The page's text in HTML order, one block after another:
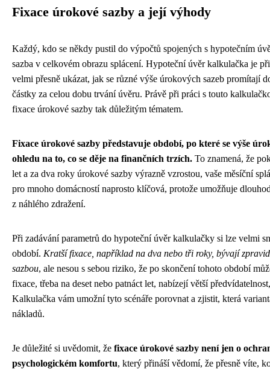
Fixace úrokové sazby a její výhody
Každý, kdo se někdy pustil do výpočtů spojených s hypotečním
sazba v celkovém obrazu splácení. Hypoteční úvěr kalkulačka je
velmi přesně ukázat, jak se různé výše úrokových sazeb promítají
částky za celou dobu trvání úvěru. Právě při práci s touto
fixace úrokové sazby tak důležitým tématem.
Fixace úrokové sazby představuje období, po které se výše
ohledu na to, co se děje na finančních trzích. To znamená, že
let a za dva roky úrokové sazby výrazně vzrostou, vaše měsíční
pro mnoho domácností naprosto klíčová, protože umožňuje
z náhlého zdražení.
Při zadávání parametrů do hypoteční úvěr kalkulačky si lze velmi
období. Kratší fixace, například na dva nebo tři roky, bývají
sazbou, ale nesou s sebou riziko, že po skončení tohoto období
fixace, třeba na deset nebo patnáct let, nabízejí větší
Kalkulačka vám umožní tyto scénáře porovnat a zjistit, která
nákladů.
Je důležité si uvědomit, že fixace úrokové sazby není jen o
psychologickém komfortu, který přináší vědomí, že přesně víte,